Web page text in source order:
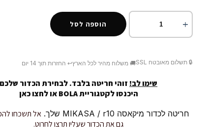
הוספה לסל
🔒 תשלום מאובטח SSL 🚚 משלוח מהיר לכל הארץ↩️ החזרות תוך 14 יום
שימו לב! זוהי חריטה בלבד. לבחירת הכדור שלכם
היכנסו לקטגוריית BOLA או
לחצו כאן
חריטה לכדור מיקאסה MIKASA / r10 שלך.
אל תשכחו
גם את הכדור שעליו תרצו לחרוט.